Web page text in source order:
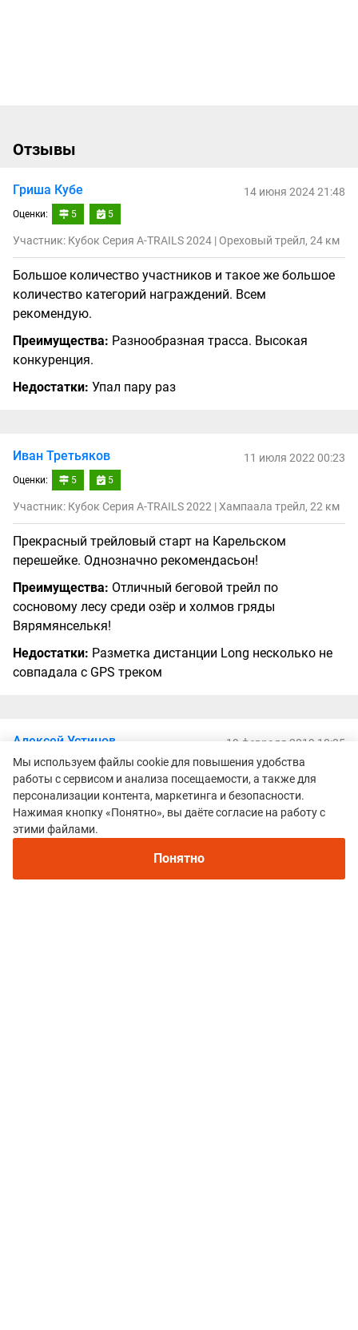
Отзывы
Гриша Кубе
Оценки: 5 5
14 июня 2024 21:48
Участник: Кубок Серия A-TRAILS 2024 | Ореховый трейл, 24 км
Большое количество участников и такое же большое
количество категорий награждений. Всем
рекомендую.
Преимущества: Разнообразная трасса. Высокая
конкуренция.
Недостатки: Упал пару раз
Иван Третьяков
Оценки: 5 5
11 июля 2022 00:23
Участник: Кубок Серия A-TRAILS 2022 | Хампаала трейл, 22 км
Прекрасный трейловый старт на Карельском
перешейке. Однозначно рекомендасьон!
Преимущества: Отличный беговой трейл по
сосновому лесу среди озёр и холмов гряды
Вярямянселькя!
Недостатки: Разметка дистанции Long несколько не
совпадала с GPS треком
Алексей Устинов
Оценки: 5 5
19 февраля 2019 18:35
Участник: Кубок Серия A-TRAILS 2019 | Петяярви трейл, 24 км
Бегал в прошлом году, это был мой первый трейл.
Карельского перешейка, песчаные грунты, много
горочек. Ноги мочить не пришлось. Очень четкая
Мы используем файлы cookie для повышения удобства
работы с сервисом и анализа посещаемости, а также для
персонализации контента, маркетинга и безопасности.
Нажимая кнопку «Понятно», вы даёте согласие на работу с
этими файлами.
Понятно